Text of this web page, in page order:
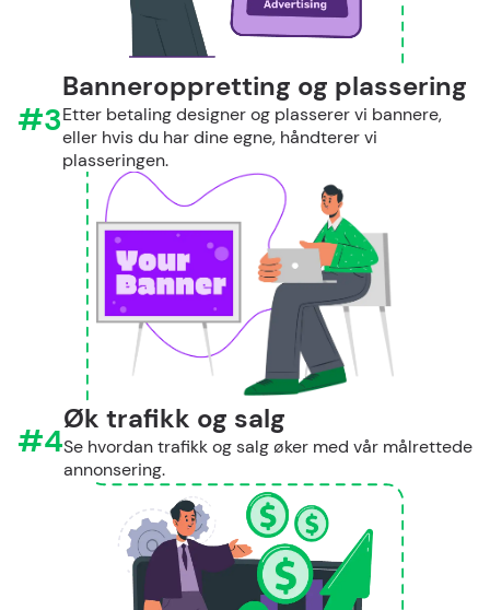
#3
Banneroppretting og plassering
Etter betaling designer og plasserer vi bannere,
eller hvis du har dine egne, håndterer vi
plasseringen.
#4
Øk trafikk og salg
Se hvordan trafikk og salg øker med vår målrettede
annonsering.